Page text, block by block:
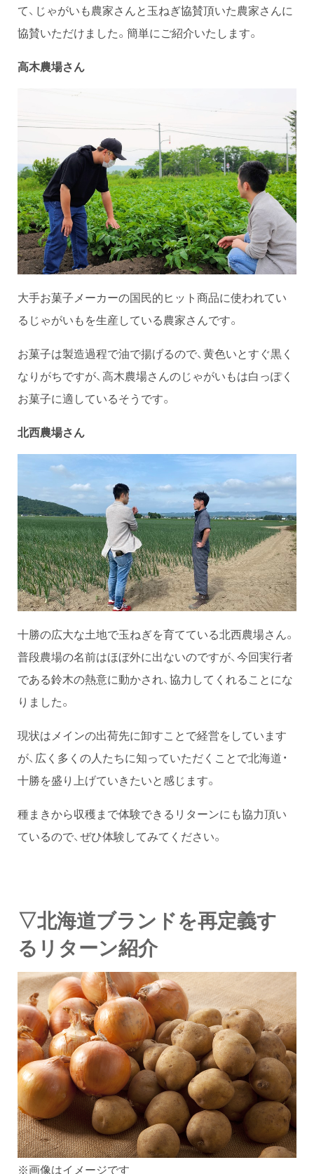
て、じゃがいも農家さんと玉ねぎ協賛頂いた農家さんに
協賛いただけました。簡単にご紹介いたします。
高木農場さん
大手お菓子メーカーの国民的ヒット商品に使われてい
るじゃがいもを生産している農家さんです。
お菓子は製造過程で油で揚げるので、黄色いとすぐ黒く
なりがちですが、高木農場さんのじゃがいもは白っぽく
お菓子に適しているそうです。
北西農場さん
十勝の広大な土地で玉ねぎを育てている北西農場さん。
普段農場の名前はほぼ外に出ないのですが、今回実行者
である鈴木の熱意に動かされ、協力してくれることにな
りました。
現状はメインの出荷先に卸すことで経営をしています
が、広く多くの人たちに知っていただくことで北海道・
十勝を盛り上げていきたいと感じます。
種まきから収穫まで体験できるリターンにも協力頂い
ているので、ぜひ体験してみてください。
▽北海道ブランドを再定義す
るリターン紹介
※画像はイメージです